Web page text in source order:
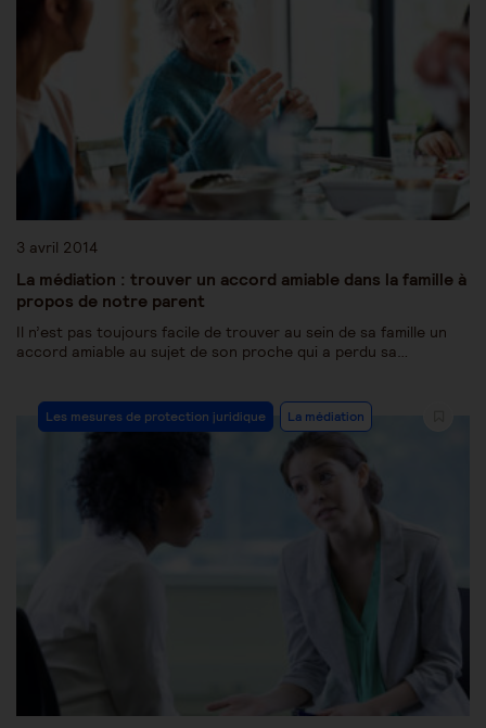
3 avril 2014
La médiation : trouver un accord amiable dans la famille à
propos de notre parent
Il n’est pas toujours facile de trouver au sein de sa famille un
accord amiable au sujet de son proche qui a perdu sa…
Les mesures de protection juridique La médiation